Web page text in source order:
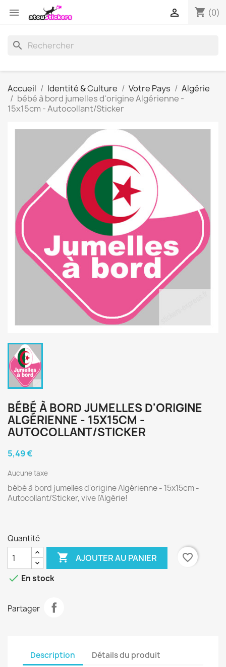
 shopping_cart (0)

search
Accueil Identité & Culture Votre Pays
Algérie
bébé à bord jumelles d'origine Algérienne -
15x15cm - Autocollant/Sticker
BÉBÉ À BORD JUMELLES D'ORIGINE
ALGÉRIENNE - 15X15CM -
AUTOCOLLANT/STICKER
5,49 €
Aucune taxe
bébé à bord jumelles d'origine Algérienne - 15x15cm -
Autocollant/Sticker, vive l'Algérie!
Quantité
 AJOUTER AU PANIER
favorite_border
 En stock
Partager
Description Détails du produit